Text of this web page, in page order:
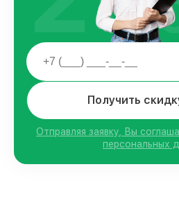
Получить
Отправляя заявку, Вы
персональных